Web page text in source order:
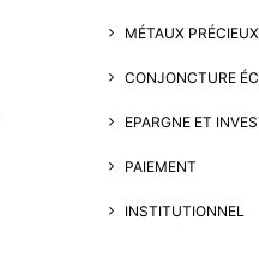
MÉTAUX PRÉCIEUX
CONJONCTURE
EPARGNE ET
PAIEMENT
INSTITUTIONNEL